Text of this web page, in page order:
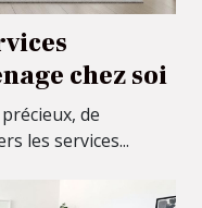
chez soi
de
les services...